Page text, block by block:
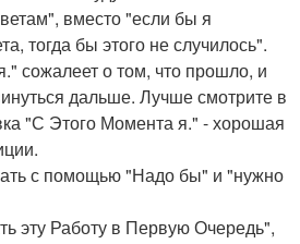
вместо "если бы я
тогда бы этого не случилось".
сожалеет о том, что прошло, и
дальше. Лучше смотрите в
"С Этого Момента я." - хорошая
с помощью "Надо бы" и "нужно
эту Работу в Первую Очередь",